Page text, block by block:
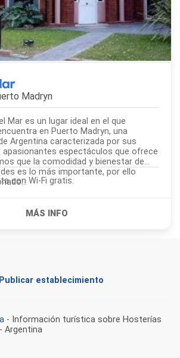
Madryn
Mar es un lugar ideal en el que
en Puerto Madryn, una
Argentina caracterizada por sus
espectáculos que ofrece
que la comodidad y bienestar de
es lo más importante, por ello
La Hostería cuenta con Wi-Fi gratis.
Publicar establecimiento
- Información turística sobre Hosterías
- Argentina